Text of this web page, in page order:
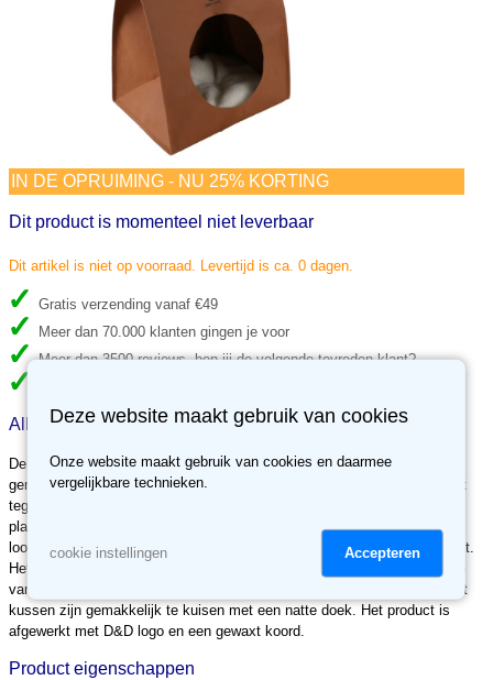
IN DE OPRUIMING - NU 25% KORTING
Dit product is momenteel niet leverbaar
Dit artikel is niet op voorraad. Levertijd is ca. 0 dagen.
Gratis verzending vanaf €49
Meer dan 70.000 klanten gingen je voor
Meer dan 3500 reviews, ben jij de volgende tevreden klant?
Alles over Oscar papier-look zak bruin
De Oscar van D&D HOME is een trendy cat cave met een papier-look
gemaakt uit het Tyvek materiaal. Tyvek is een zeer trendy materiaal dat
tegenwoordig vaak voorkomt in het interieur, denk maar aan
plantenbakken of tijdschrift zakken met een natuurlijke papier / karton
look. In de dierenwereld wordt dit materiaal echter nog niet vaak gebruikt.
Het materiaal voelt namelijk ook aan als papier. De cat cave is voorzien
van een off-white comfortabel sherpa kussen. Zowel de cat cave als het
kussen zijn gemakkelijk te kuisen met een natte doek. Het product is
afgewerkt met D&D logo en een gewaxt koord.
Product eigenschappen
Deze website maakt gebruik van cookies
Onze website maakt gebruik van cookies en daarmee
vergelijkbare technieken.
cookie instellingen Accepteren